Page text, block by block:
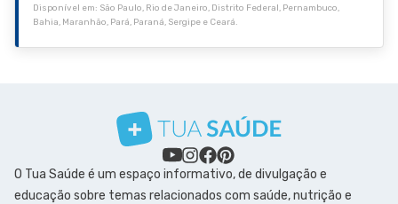
Disponível em: São Paulo, Rio de Janeiro, Distrito Federal, Pernambuco,
Bahia, Maranhão, Pará, Paraná, Sergipe e Ceará.
O Tua Saúde é um espaço informativo, de divulgação e
educação sobre temas relacionados com saúde, nutrição e